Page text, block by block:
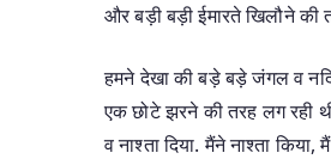
और बड़ी बड़ी ईमारते खिलौने की
हमने देखा की बड़े बड़े जंगल व
एक छोटे झरने की तरह लग रही
व नाश्ता दिया. मैंने नाश्ता